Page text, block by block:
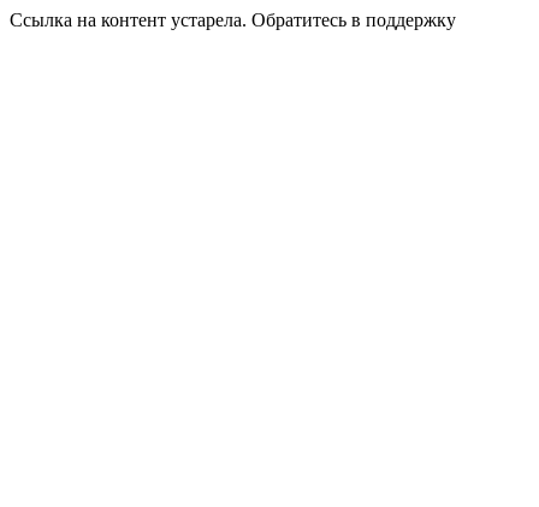
Ссылка на контент устарела. Обратитесь в поддержку